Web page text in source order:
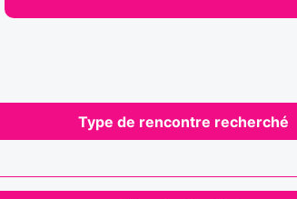
Type de rencontre recherché